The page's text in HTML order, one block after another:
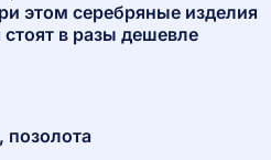
этом серебряные изделия
в разы дешевле
позолота